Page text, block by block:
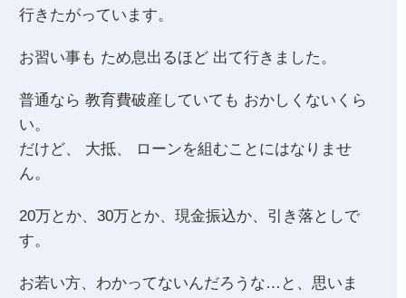
行きたがっています。
お習い事も ため息出るほど 出て行きました。
普通なら 教育費破産していても おかしくないくら
い。
だけど、 大抵、 ローンを組むことにはなりませ
ん。
20万とか、30万とか、現金振込か、引き落としで
す。
お若い方、わかってないんだろうな…と、思いま